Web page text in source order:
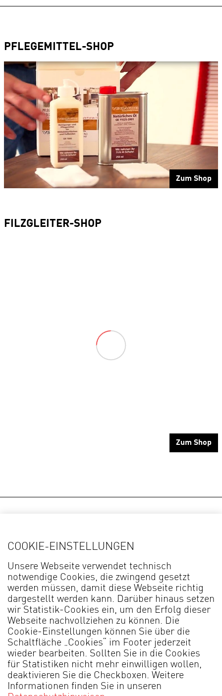
PFLEGEMITTEL-SHOP
Zum Shop
FILZGLEITER-SHOP
Zum Shop
INFORMATIONEN?
RUFEN SIE UNS AN.
+49 5209 592-0
Wir informieren Sie zu Venjakob
Wohnzimmer-Möbeln, Esszimmer-
Möbeln, Ausziehtischen, unserem
COOKIE-EINSTELLUNGEN
Unsere Webseite verwendet technisch
notwendige Cookies, die zwingend gesetzt
werden müssen, damit diese Webseite richtig
dargestellt werden kann. Darüber hinaus setzen
wir Statistik-Cookies ein, um den Erfolg dieser
Webseite nachvollziehen zu können. Die
Cookie-Einstellungen können Sie über die
Schaltfläche „Cookies“ im Footer jederzeit
wieder bearbeiten. Sollten Sie in die Cookies
für Statistiken nicht mehr einwilligen wollen,
deaktivieren Sie die Checkboxen. Weitere
Informationen finden Sie in unseren